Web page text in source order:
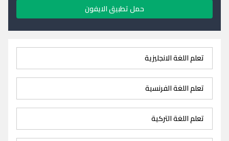
حمل تطبيق الايفون
تعلم اللغة الانجليزية
تعلم اللغة الفرنسية
تعلم اللغة التركية